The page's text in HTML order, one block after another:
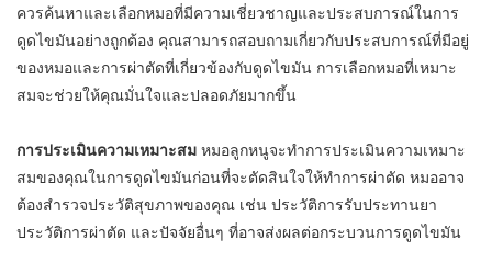
ควรค้นหาและเลือกหมอที่มีความเชี่ยวชาญและประสบการณ์ในการ
ดูดไขมันอย่างถูกต้อง คุณสามารถสอบถามเกี่ยวกับประสบการณ์ที่มีอยู่
ของหมอและการผ่าตัดที่เกี่ยวข้องกับดูดไขมัน การเลือกหมอที่เหมาะ
สมจะช่วยให้คุณมั่นใจและปลอดภัยมากขึ้น
การประเมินความเหมาะสม หมอลูกหนูจะทำการประเมินความเหมาะ
สมของคุณในการดูดไขมันก่อนที่จะตัดสินใจให้ทำการผ่าตัด หมออาจ
ต้องสำรวจประวัติสุขภาพของคุณ เช่น ประวัติการรับประทานยา
ประวัติการผ่าตัด และปัจจัยอื่นๆ ที่อาจส่งผลต่อกระบวนการดูดไขมัน